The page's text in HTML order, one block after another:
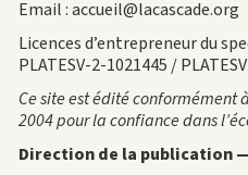
Email : accueil@lacascade.org
Licences d’entrepreneur du
PLATESV-2-1021445 /
Ce site est édité conformément
2004 pour la confiance dans
Direction de la publication —